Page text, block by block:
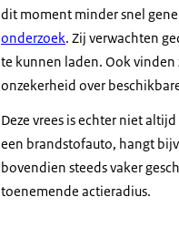
dit moment minder snel
onderzoek. Zij verwachten
te kunnen laden. Ook vinden
onzekerheid over
Deze vrees is echter niet
een brandstofauto, hangt
bovendien steeds vaker
toenemende actieradius.